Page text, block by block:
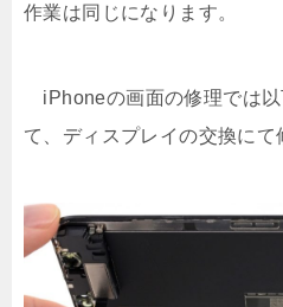
作業は同じになります。
iPhoneの画面の修理では以
て、ディスプレイの交換にて